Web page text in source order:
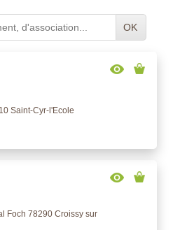
OK
Saint-Cyr-l'Ecole
Foch 78290 Croissy sur